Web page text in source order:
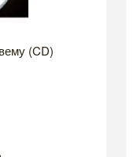
(CD)